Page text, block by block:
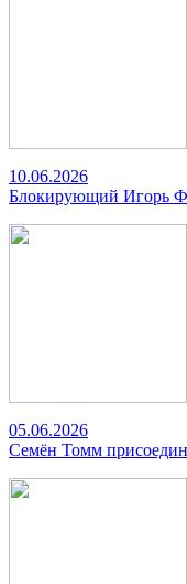
10.06.2026
Блокирующий Игорь
05.06.2026
Семён Томм